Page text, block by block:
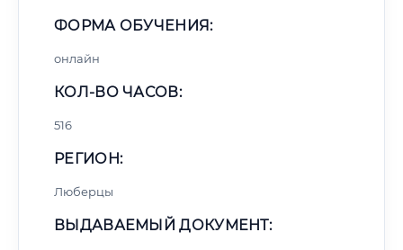
ФОРМА ОБУЧЕНИЯ:
онлайн
КОЛ-ВО ЧАСОВ:
516
РЕГИОН:
Люберцы
ВЫДАВАЕМЫЙ ДОКУМЕНТ: